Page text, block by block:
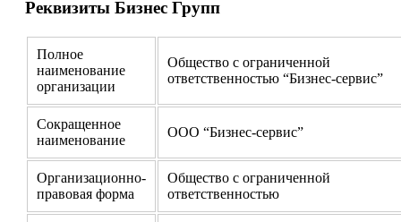
Реквизиты Бизнес Групп
Полное
наименование
организации
Общество с ограниченной
ответственностью “Бизнес-сервис”
Сокращенное
наименование
ООО “Бизнес-сервис”
Организационно-
правовая форма
Общество с ограниченной
ответственностью